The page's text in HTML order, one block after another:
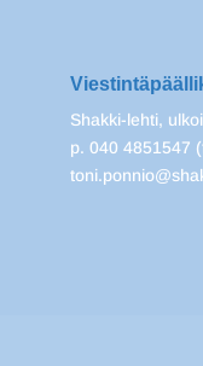
Shakki-lehti,
p. 040 4851547